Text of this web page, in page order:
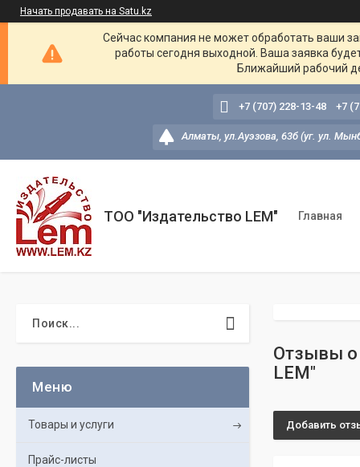
Начать продавать на Satu.kz
Сейчас компания не может обработать ваши
работы сегодня выходной. Ваша заявка
Ближайший рабочий
Алматы, ул.Ауэзова, 63б (уг. ул.
+7 (707) 228-13-48 +7
ТОО "Издательство LEM" Главная
Отзывы о
LEM"
Добавить
Товары и услуги
Прайс-листы